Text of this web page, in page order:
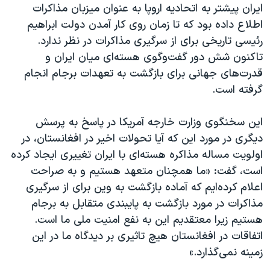
ایران پیشتر به اتحادیه اروپا به عنوان میزبان مذاکرات
اطلاع داده بود که تا زمان روی کار آمدن دولت ابراهیم
رئیسی تاریخی برای از سرگیری مذاکرات در نظر ندارد.
تاکنون شش دور گفت‌وگوی هسته‌ای میان ایران و
قدرت‌های جهانی برای بازگشت به تعهدات برجام انجام
گرفته است.
این سخنگوی وزارت خارجه آمریکا در پاسخ به پرسش
دیگری در مورد این که آیا تحولات اخیر در افغانستان، در
اولویت مساله مذاکره هسته‌ای با ایران تغییری ایجاد کرده
است، گفت: «ما همچنان متعهد هستیم و به صراحت
اعلام کرده‌ایم که آماده بازگشت به وین برای از سرگیری
مذاکرات در مورد بازگشت به پایبندی متقابل به برجام
هستیم زیرا معتقدیم این به نفع امنیت ملی ما است.
اتفاقات در افغانستان هیچ تاثیری بر دیدگاه ما در این
زمینه نمی‌گذارد.»